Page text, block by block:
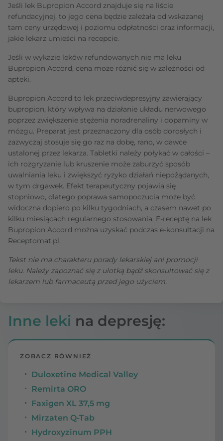
Jeśli lek Bupropion Accord znajduje się na liście
refundacyjnej, to jego cena będzie zależała od wskazanej
tam ceny urzędowej i poziomu odpłatności oraz informacji,
jakie lekarz umieści na recepcie.
Jeśli w wykazie leków refundowanych nie ma leku
Bupropion Accord, cena może różnić się w zależności od
apteki.
Bupropion Accord to lek przeciwdepresyjny zawierający
bupropion, który wpływa na działanie układu nerwowego
poprzez zwiększenie stężenia noradrenaliny i dopaminy w
mózgu. Preparat jest przeznaczony dla osób dorosłych i
zazwyczaj stosuje się go raz na dobę, rano, w dawce
ustalonej przez lekarza. Tabletki należy połykać w całości –
ich rozgryzanie lub kruszenie może zaburzyć sposób
uwalniania leku i zwiększyć ryzyko działań niepożądanych,
w tym drgawek. Efekt terapeutyczny pojawia się
stopniowo, dlatego poprawa samopoczucia może być
widoczna dopiero po kilku tygodniach, a czasem nawet po
kilku miesiącach regularnego stosowania. E-receptę na lek
Bupropion Accord można uzyskać podczas e-konsultacji na
Receptomat.pl.
Tekst nie ma charakteru porady lekarskiej ani promocji
leku. Należy zapoznać się z ulotką bądź skonsultować się z
lekarzem lub farmaceutą przed jego użyciem.
Inne leki na depresję:
ZOBACZ RÓWNIEŻ
Duloxetine Medical Valley
Remirta ORO
Faxigen XL 37,5 mg
Mirzaten Q-Tab
Hydroxyzinum PPH